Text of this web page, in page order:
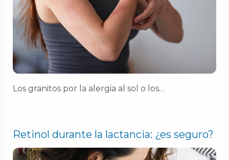
Los granitos por la alergia al sol o los…
Retinol durante la lactancia: ¿es seguro?